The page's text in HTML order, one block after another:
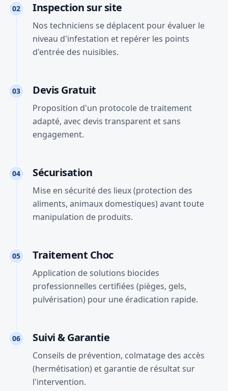
02 Inspection sur site
Nos techniciens se déplacent pour évaluer le
niveau d'infestation et repérer les points
d'entrée des nuisibles.
03 Devis Gratuit
Proposition d'un protocole de traitement
adapté, avec devis transparent et sans
engagement.
04 Sécurisation
Mise en sécurité des lieux (protection des
aliments, animaux domestiques) avant toute
manipulation de produits.
05 Traitement Choc
Application de solutions biocides
professionnelles certifiées (pièges, gels,
pulvérisation) pour une éradication rapide.
06 Suivi & Garantie
Conseils de prévention, colmatage des accès
(hermétisation) et garantie de résultat sur
l'intervention.